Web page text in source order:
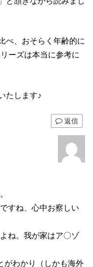
べ、おそらく年齢的に
ーズは本当に参考に
たします♪
返信
すね、心中お察しい
ね。我が家はア〇ゾ
がわかり（しかも海外